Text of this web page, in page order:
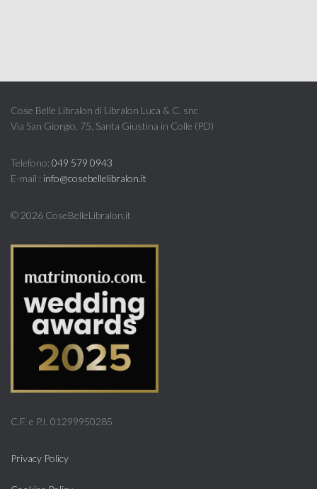
Cose Belle Libralon di Libralon Luca & C. snc
Via San Giorgio, 75, Santa Giustina in Colle (PD)
Telefono: 049 579 0943
E-mail : info@cosebellelibralon.it
© 2026 CoseBelleLibralon.it
C.F. e P.I. 01299950285
Privacy Policy